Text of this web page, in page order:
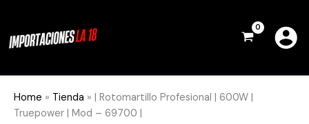
contenido
Home » Tienda »
| Rotomartillo Profesional | 600W |
Truepower | Mod – 69700 |